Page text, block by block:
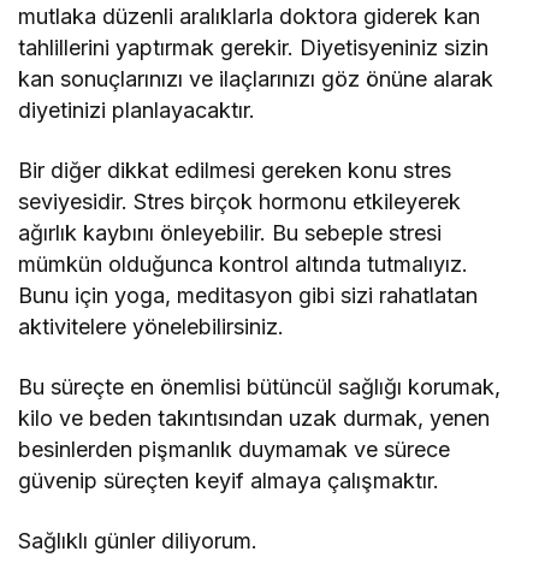
mutlaka düzenli aralıklarla doktora giderek kan
tahlillerini yaptırmak gerekir. Diyetisyeniniz sizin
kan sonuçlarınızı ve ilaçlarınızı göz önüne alarak
diyetinizi planlayacaktır.
Bir diğer dikkat edilmesi gereken konu stres
seviyesidir. Stres birçok hormonu etkileyerek
ağırlık kaybını önleyebilir. Bu sebeple stresi
mümkün olduğunca kontrol altında tutmalıyız.
Bunu için yoga, meditasyon gibi sizi rahatlatan
aktivitelere yönelebilirsiniz.
Bu süreçte en önemlisi bütüncül sağlığı korumak,
kilo ve beden takıntısından uzak durmak, yenen
besinlerden pişmanlık duymamak ve sürece
güvenip süreçten keyif almaya çalışmaktır.
Sağlıklı günler diliyorum.